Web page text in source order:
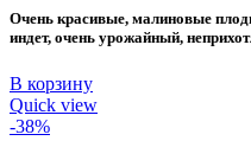
80 ₽.
50 ₽.
Очень красивые, малиновые
индет, очень урожайный,
В корзину
Quick view
-38%